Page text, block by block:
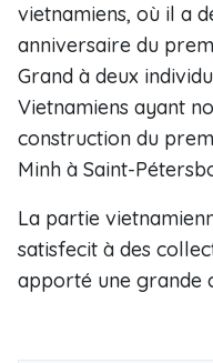
vietnamiens, où il a
anniversaire du
Grand à deux
Vietnamiens ayant
construction du
Minh à Saint-
La partie
satisfecit à des
apporté une grande